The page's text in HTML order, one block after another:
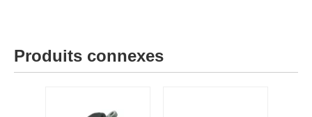
Produits connexes